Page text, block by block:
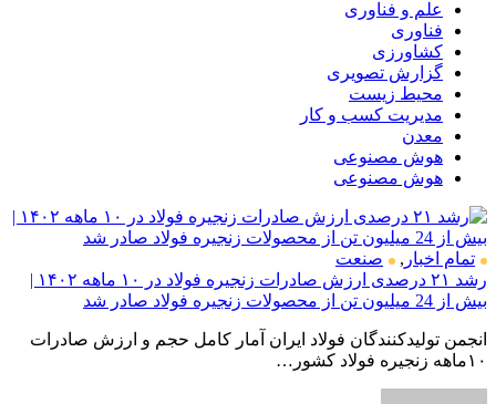
علم و فناوری
فناوری
کشاورزی
گزارش تصویری
محیط زیست
مدیریت کسب و کار
معدن
هوش مصنوعی
هوش مصنوعی
تمام اخبار ,
صنعت
رشد ۲۱ درصدی ارزش صادرات زنجیره فولاد در ۱۰ ماهه ۱۴۰۲ |
بیش از 24 میلیون تن از محصولات زنجیره فولاد صادر شد
انجمن تولیدکنندگان فولاد ایران آمار کامل حجم و ارزش صادرات
۱۰ماهه زنجیره فولاد کشور…